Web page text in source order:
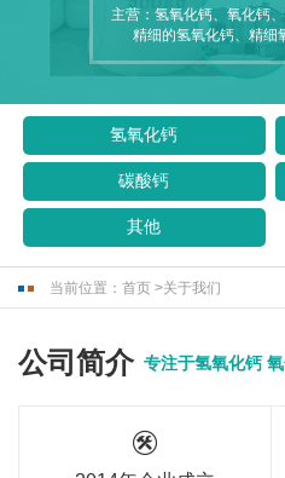
主营：氢氧化钙、氧化钙
精细的氢氧化钙、精细
氢氧化钙
碳酸钙
其他
当前位置： 首页 >关于我们
公司简介 专注于氢氧化钙
